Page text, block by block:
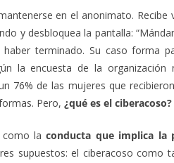
en el anonimato.
y desbloquea la pantalla:
terminado. Su caso forma
la encuesta de la organización
76% de las mujeres que
Pero, ¿qué es el ciberacoso?
como laconducta que implica la
supuestos: el ciberacoso como